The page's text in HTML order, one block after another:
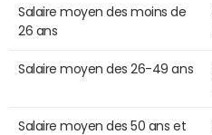
Salaire moyen des moins de
26 ans
Salaire moyen des 26-49 ans
Salaire moyen des 50 ans et